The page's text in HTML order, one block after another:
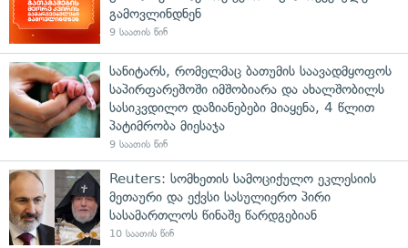
გამოვლინდნენ
9 საათის წინ
სანიტარს, რომელმაც ბათუმის საავადმყოფოს
საპირფარეშოში იმშობიარა და ახალშობილს
სასიკვდილო დაზიანებები მიაყენა, 4 წლით
პატიმრობა მიესაჯა
9 საათის წინ
Reuters: სომხეთის სამოციქულო ეკლესიის
მეთაური და ექვსი სასულიერო პირი
სასამართლოს წინაშე წარდგებიან
10 საათის წინ